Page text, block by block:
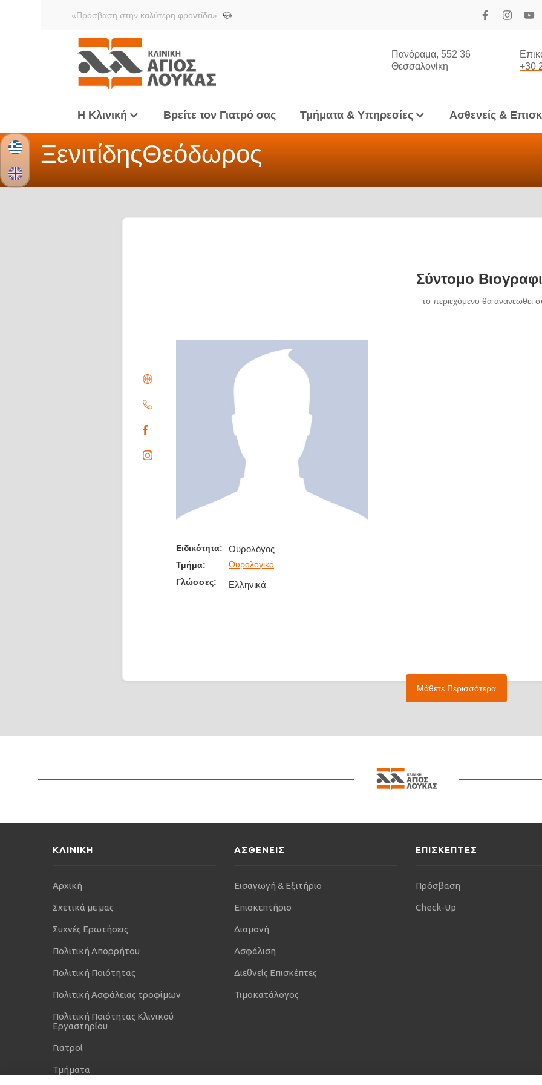
«Πρόσβαση στην καλύτερη φροντίδα»
Πανόραμα, 552 36
Θεσσαλονίκη
+30
Η Κλινική Βρείτε τον Γιατρό σας Τμήματα & Υπηρεσίες Ασθενείς &
ΞενιτίδηςΘεόδωρος
Ειδικότητα:
Τμήμα:
Γλώσσες:
Ουρολόγος
Ουρολογικό
Ελληνικά
Σύντομο
το περιεχόμενο θα ανανεωθεί
Μάθετε Περισσότερα
ΚΛΙΝΙΚΗ
Αρχική
Σχετικά με μας
Συχνές Ερωτήσεις
Πολιτική Απορρήτου
Πολιτική Ποιότητας
Πολιτική Ασφάλειας τροφίμων
Πολιτική Ποιότητας Κλινικού
Εργαστηρίου
Γιατροί
Τμήματα
ΑΣΘΕΝΕΙΣ
Εισαγωγή & Εξιτήριο
Επισκεπτήριο
Διαμονή
Ασφάλιση
Διεθνείς Επισκέπτες
Τιμοκατάλογος
ΕΠΙΣΚΕΠΤΕΣ
Πρόσβαση
Check-Up